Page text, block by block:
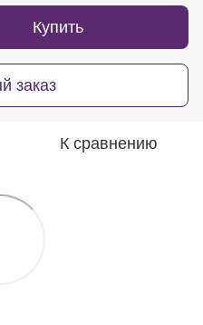
Купить
заказ
К сравнению